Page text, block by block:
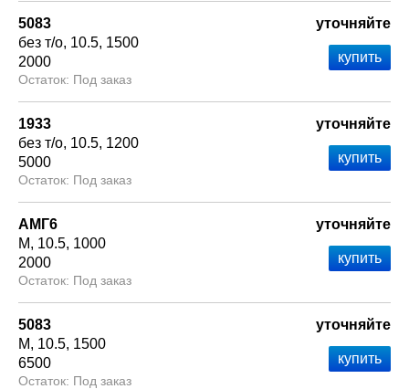
5083
без т/о 10.5 1500
2000
Под заказ
уточняйте
1933
без т/о 10.5 1200
5000
Под заказ
уточняйте
АМГ6
М
10.5 1000
2000
Под заказ
уточняйте
5083
М
10.5 1500
6500
Под заказ
уточняйте